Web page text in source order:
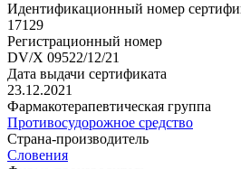
Идентификационный номер
17129
Регистрационный номер
DV/X 09522/12/21
Дата выдачи сертификата
23.12.2021
Фармакотерапевтическая группа
Противосудорожное средство
Страна-производитель
Словения